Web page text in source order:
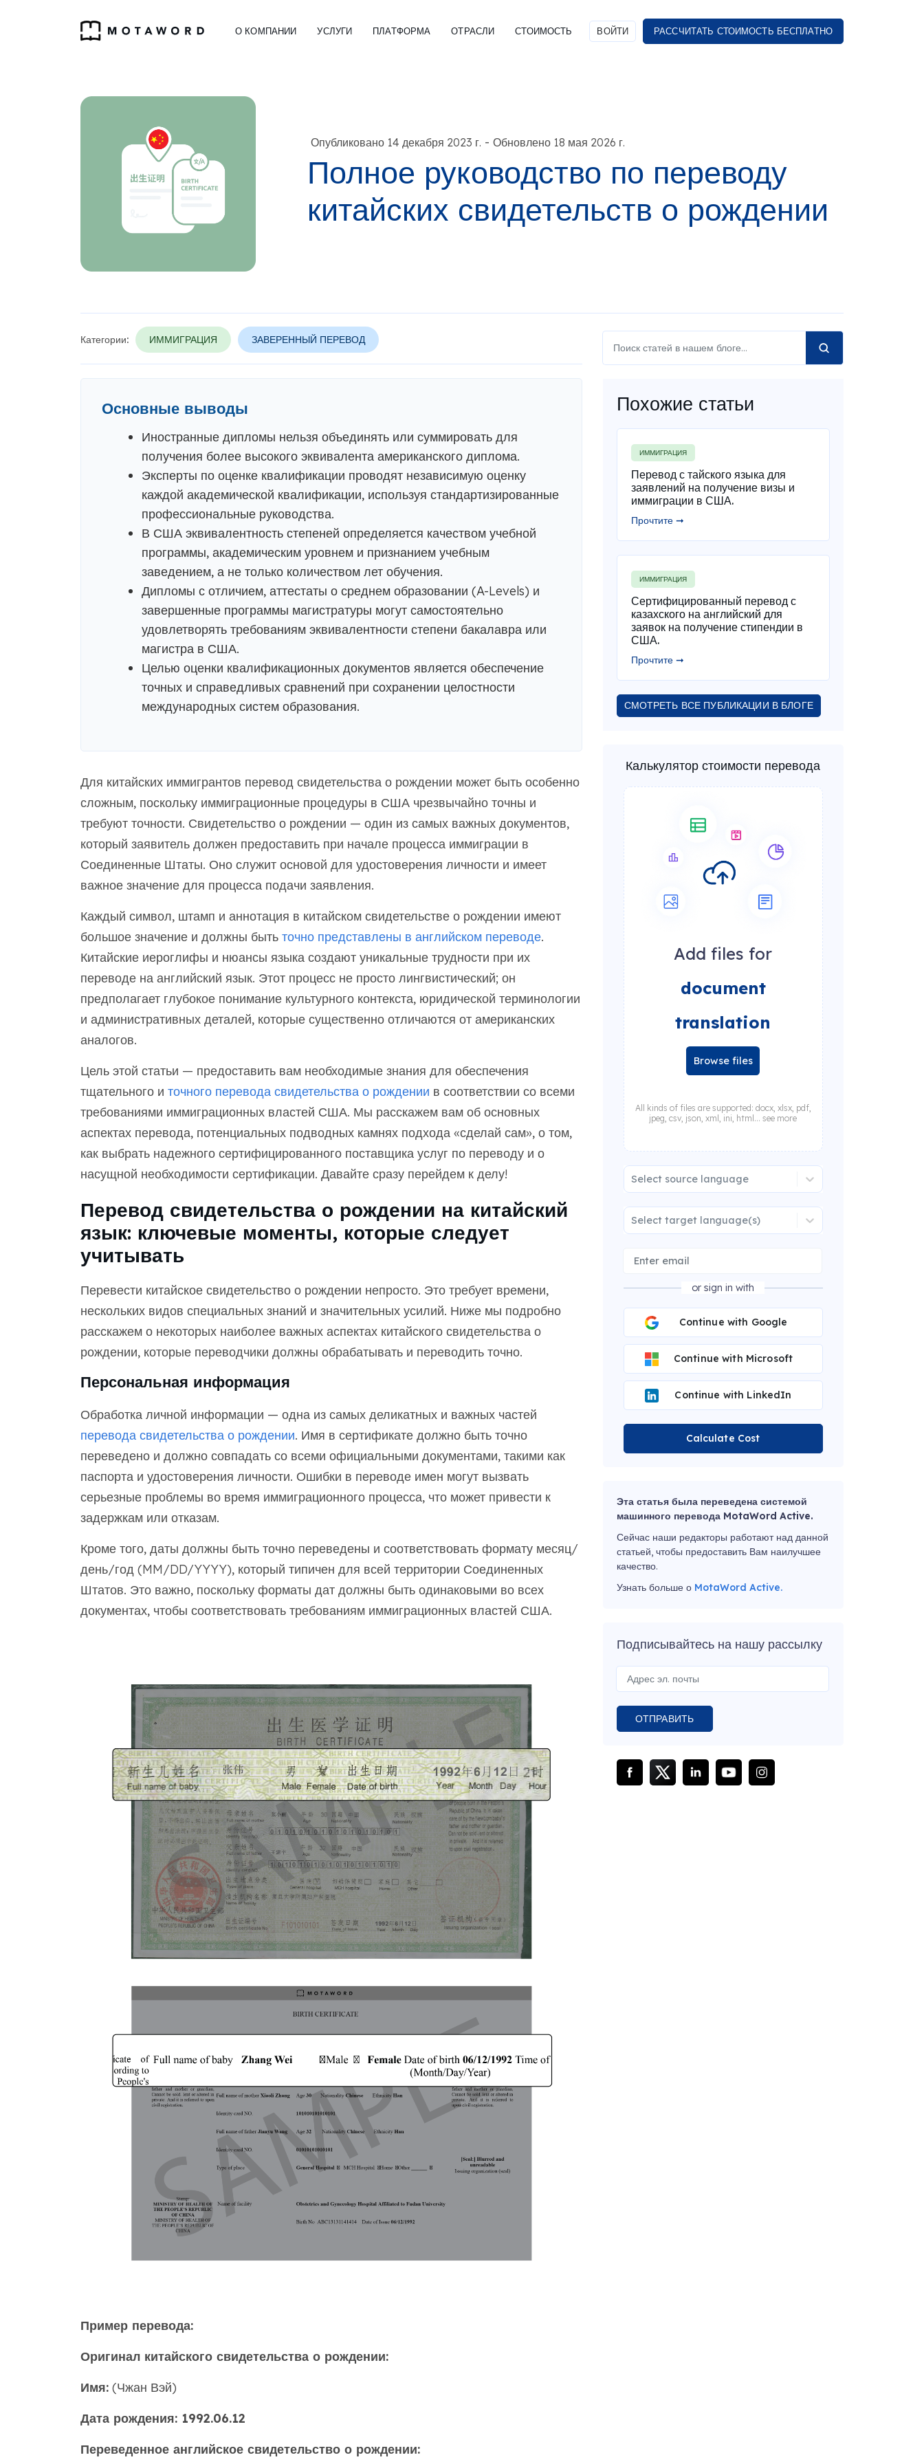
О КОМПАНИИ УСЛУГИ ПЛАТФОРМА ОТРАСЛИ СТОИМОСТЬ ВОЙТИ РАССЧИТАТЬ СТОИМОСТЬ БЕСПЛАТНО
Опубликовано 14 декабря 2023 г. - Обновлено 18 мая 2026 г.
Полное руководство по переводу
китайских свидетельств о рождении
Категории: ИММИГРАЦИЯ ЗАВЕРЕННЫЙ ПЕРЕВОД
Основные выводы
Иностранные дипломы нельзя объединять или суммировать для
получения более высокого эквивалента американского диплома.
Эксперты по оценке квалификации проводят независимую оценку
каждой академической квалификации, используя стандартизированные
профессиональные руководства.
В США эквивалентность степеней определяется качеством учебной
программы, академическим уровнем и признанием учебным
заведением, а не только количеством лет обучения.
Дипломы с отличием, аттестаты о среднем образовании (A-Levels) и
завершенные программы магистратуры могут самостоятельно
удовлетворять требованиям эквивалентности степени бакалавра или
магистра в США.
Целью оценки квалификационных документов является обеспечение
точных и справедливых сравнений при сохранении целостности
международных систем образования.
Для китайских иммигрантов перевод свидетельства о рождении может быть особенно
сложным, поскольку иммиграционные процедуры в США чрезвычайно точны и
требуют точности. Свидетельство о рождении — один из самых важных документов,
который заявитель должен предоставить при начале процесса иммиграции в
Соединенные Штаты. Оно служит основой для удостоверения личности и имеет
важное значение для процесса подачи заявления.
Каждый символ, штамп и аннотация в китайском свидетельстве о рождении имеют
большое значение и должны быть точно представлены в английском переводе.
Китайские иероглифы и нюансы языка создают уникальные трудности при их
переводе на английский язык. Этот процесс не просто лингвистический; он
предполагает глубокое понимание культурного контекста, юридической терминологии
и административных деталей, которые существенно отличаются от американских
аналогов.
Цель этой статьи — предоставить вам необходимые знания для обеспечения
тщательного и точного перевода свидетельства о рождении в соответствии со всеми
требованиями иммиграционных властей США. Мы расскажем вам об основных
аспектах перевода, потенциальных подводных камнях подхода «сделай сам», о том,
как выбрать надежного сертифицированного поставщика услуг по переводу и о
насущной необходимости сертификации. Давайте сразу перейдем к делу!
Перевод свидетельства о рождении на китайский
язык: ключевые моменты, которые следует
учитывать
Перевести китайское свидетельство о рождении непросто. Это требует времени,
нескольких видов специальных знаний и значительных усилий. Ниже мы подробно
расскажем о некоторых наиболее важных аспектах китайского свидетельства о
рождении, которые переводчики должны обрабатывать и переводить точно.
Персональная информация
Обработка личной информации — одна из самых деликатных и важных частей
перевода свидетельства о рождении. Имя в сертификате должно быть точно
переведено и должно совпадать со всеми официальными документами, такими как
паспорта и удостоверения личности. Ошибки в переводе имен могут вызвать
серьезные проблемы во время иммиграционного процесса, что может привести к
задержкам или отказам.
Кроме того, даты должны быть точно переведены и соответствовать формату месяц/
день/год (MM/DD/YYYY), который типичен для всей территории Соединенных
Штатов. Это важно, поскольку форматы дат должны быть одинаковыми во всех
документах, чтобы соответствовать требованиям иммиграционных властей США.
Пример перевода:
Оригинал китайского свидетельства о рождении:
Имя:(Чжан Вэй)
Дата рождения: 1992.06.12
Переведенное английское свидетельство о рождении:
Похожие статьи
ИММИГРАЦИЯ
Перевод с тайского языка для
заявлений на получение визы и
иммиграции в США.
Прочтите ➞
ИММИГРАЦИЯ
Сертифицированный перевод с
казахского на английский для
заявок на получение стипендии в
США.
Прочтите ➞
СМОТРЕТЬ ВСЕ ПУБЛИКАЦИИ В БЛОГЕ
Калькулятор стоимости перевода
Add files for
document
translation
Browse files
All kinds of files are supported: docx, xlsx, pdf,
jpeg, csv, json, xml, ini, html... see more
Select source language
Select target language(s)
or sign in with
Continue with Google
Continue with Microsoft
Continue with LinkedIn
Calculate Cost
Эта статья была переведена системой
машинного перевода MotaWord Active.
Сейчас наши редакторы работают над данной
статьей, чтобы предоставить Вам наилучшее
качество.
Узнать больше о MotaWord Active.
Подписывайтесь на нашу рассылку
ОТПРАВИТЬ